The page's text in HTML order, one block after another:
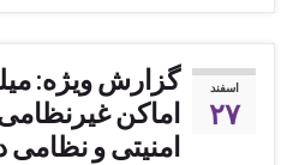
اسفند
۲۷
گزارش ویژه‌:
اماکن
امنیتی و نظامی